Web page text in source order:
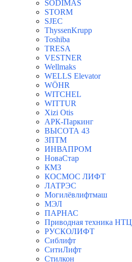
SODIMAS
STORM
SJEC
ThyssenKrupp
Toshiba
TRESA
VESTNER
Wellmaks
WELLS Elevator
WÖHR
WITCHEL
WITTUR
Xizi Otis
АРК-Паркинг
ВЫСОТА 43
ЗПТМ
ИНВАПРОМ
НоваСтар
КМЗ
КОСМОС ЛИФТ
ЛАТРЭС
Могилёвлифтмаш
МЭЛ
ПАРНАС
Приводная техника НТЦ
РУСКОЛИФТ
Сиблифт
СитиЛифт
Стилкон